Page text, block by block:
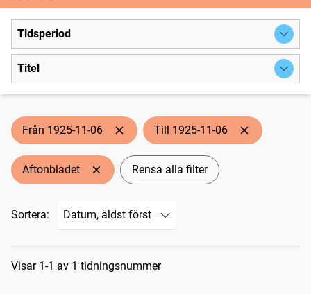
Tidsperiod
Titel
Från 1925-11-06 Till 1925-11-06
Aftonbladet Rensa alla filter
Sortera:
Sökresultat
Visar 1-1 av 1 tidningsnummer